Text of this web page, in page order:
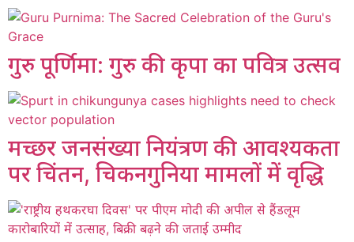
गुरु पूर्णिमा: गुरु की कृपा का पवित्र उत्सव
मच्छर जनसंख्या नियंत्रण की आवश्यकता
पर चिंतन, चिकनगुनिया मामलों में वृद्धि